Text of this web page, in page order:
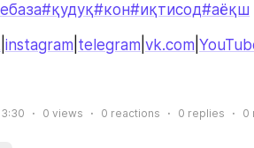
#қудуқ#кон#иқтисод#аёқш
instagram telegram vk.com
0 views 0 reactions 0 replies 0